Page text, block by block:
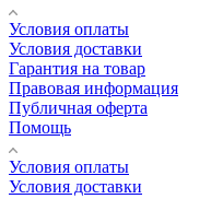
Условия оплаты
Условия доставки
Гарантия на товар
Правовая информация
Публичная оферта
Помощь
Условия оплаты
Условия доставки